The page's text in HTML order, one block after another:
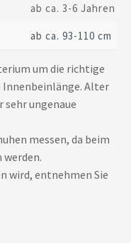
ab ca. 3-6 Jahren
ab ca. 93-110 cm
um die richtige
Innenbeinlänge. Alter
sehr ungenaue
messen, da beim
werden.
wird, entnehmen Sie